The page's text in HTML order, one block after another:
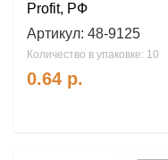
Profit, РФ
Артикул: 48-9125
Количество в упаковке: 10
0.64 р.